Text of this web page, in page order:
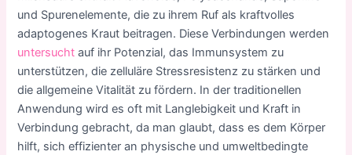
und Spurenelemente, die zu ihrem Ruf als kraftvolles
adaptogenes Kraut beitragen. Diese Verbindungen werden
untersucht auf ihr Potenzial, das Immunsystem zu
unterstützen, die zelluläre Stressresistenz zu stärken und
die allgemeine Vitalität zu fördern. In der traditionellen
Anwendung wird es oft mit Langlebigkeit und Kraft in
Verbindung gebracht, da man glaubt, dass es dem Körper
hilft, sich effizienter an physische und umweltbedingte